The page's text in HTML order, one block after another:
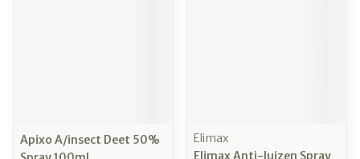
Apixo A/insect Deet 50%
Elimax
Elimax Anti-luizen Spray